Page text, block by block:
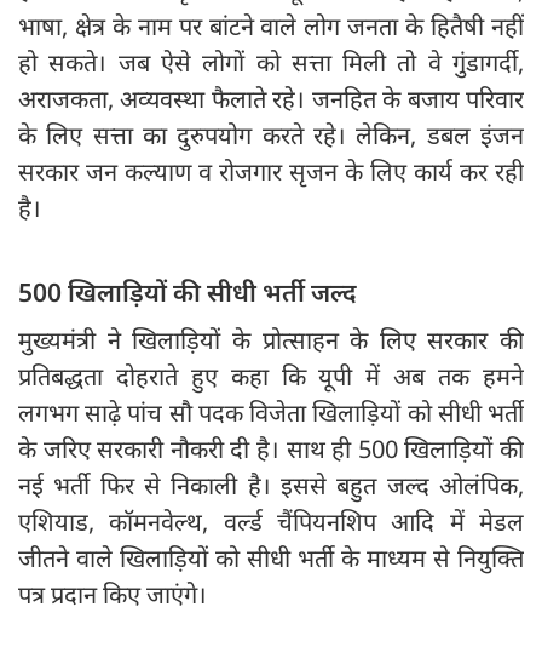
भाषा, क्षेत्र के नाम पर बांटने वाले लोग जनता के हितैषी नहीं
हो सकते। जब ऐसे लोगों को सत्ता मिली तो वे गुंडागर्दी,
अराजकता, अव्यवस्था फैलाते रहे। जनहित के बजाय परिवार
के लिए सत्ता का दुरुपयोग करते रहे। लेकिन, डबल इंजन
सरकार जन कल्याण व रोजगार सृजन के लिए कार्य कर रही
है।
500 खिलाड़ियों की सीधी भर्ती जल्द
मुख्यमंत्री ने खिलाड़ियों के प्रोत्साहन के लिए सरकार की
प्रतिबद्धता दोहराते हुए कहा कि यूपी में अब तक हमने
लगभग साढ़े पांच सौ पदक विजेता खिलाड़ियों को सीधी भर्ती
के जरिए सरकारी नौकरी दी है। साथ ही 500 खिलाड़ियों की
नई भर्ती फिर से निकाली है। इससे बहुत जल्द ओलंपिक,
एशियाड, कॉमनवेल्थ, वर्ल्ड चैंपियनशिप आदि में मेडल
जीतने वाले खिलाड़ियों को सीधी भर्ती के माध्यम से नियुक्ति
पत्र प्रदान किए जाएंगे।